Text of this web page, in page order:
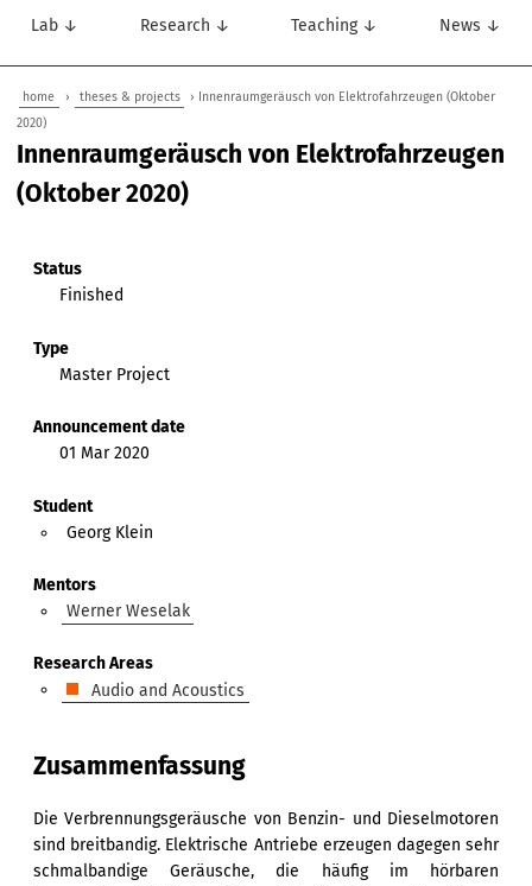
Lab ↓ Research ↓ Teaching ↓ News ↓
home › theses & projects
› Innenraumgeräusch von Elektrofahrzeugen (Oktober
2020)
Innenraumgeräusch von Elektrofahrzeugen
(Oktober 2020)
Status
Finished
Type
Master Project
Announcement date
01 Mar 2020
Student
Georg Klein
Mentors
Werner Weselak
Research Areas
Audio and Acoustics
Zusammenfassung
Die Verbrennungsgeräusche von Benzin- und Dieselmotoren
sind breitbandig. Elektrische Antriebe erzeugen dagegen sehr
schmalbandige Geräusche, die häufig im hörbaren